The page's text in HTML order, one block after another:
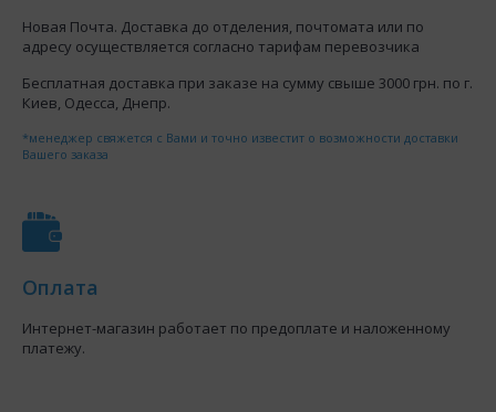
Новая Почта. Доставка до отделения, почтомата или по
адресу осуществляется согласно тарифам перевозчика
Бесплатная доставка при заказе на сумму свыше 3000 грн. по г.
Киев, Одесса, Днепр.
*менеджер свяжется с Вами и точно известит о возможности доставки
Вашего заказа
Оплата
Интернет-магазин работает по предоплате и наложенному
платежу.